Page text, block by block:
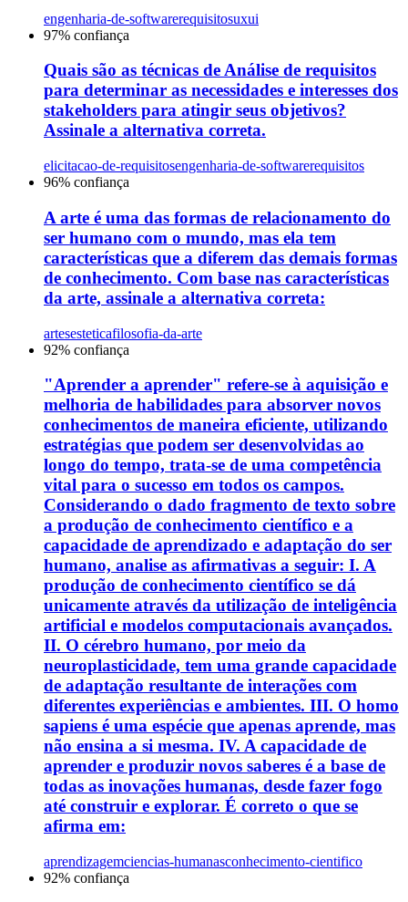
engenharia-de-softwarerequisitosuxui
97% confiança
Quais são as técnicas de Análise de requisitos
para determinar as necessidades e interesses dos
stakeholders para atingir seus objetivos?
Assinale a alternativa correta.
elicitacao-de-requisitosengenharia-de-softwarerequisitos
96% confiança
A arte é uma das formas de relacionamento do
ser humano com o mundo, mas ela tem
características que a diferem das demais formas
de conhecimento. Com base nas características
da arte, assinale a alternativa correta:
artesesteticafilosofia-da-arte
92% confiança
"Aprender a aprender" refere-se à aquisição e
melhoria de habilidades para absorver novos
conhecimentos de maneira eficiente, utilizando
estratégias que podem ser desenvolvidas ao
longo do tempo, trata-se de uma competência
vital para o sucesso em todos os campos.
Considerando o dado fragmento de texto sobre
a produção de conhecimento científico e a
capacidade de aprendizado e adaptação do ser
humano, analise as afirmativas a seguir: I. A
produção de conhecimento científico se dá
unicamente através da utilização de inteligência
artificial e modelos computacionais avançados.
II. O cérebro humano, por meio da
neuroplasticidade, tem uma grande capacidade
de adaptação resultante de interações com
diferentes experiências e ambientes. III. O homo
sapiens é uma espécie que apenas aprende, mas
não ensina a si mesma. IV. A capacidade de
aprender e produzir novos saberes é a base de
todas as inovações humanas, desde fazer fogo
até construir e explorar. É correto o que se
afirma em:
aprendizagemciencias-humanasconhecimento-cientifico
92% confiança